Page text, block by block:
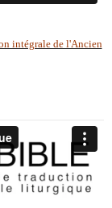
intégrale de l'Ancien